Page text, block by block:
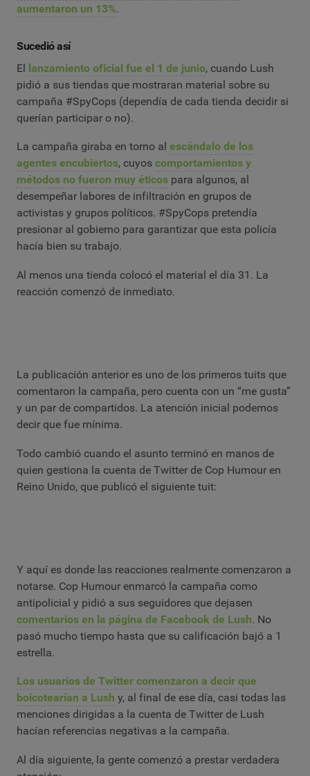
aumentaron un 13%.
Sucedió así
El lanzamiento oficial fue el 1 de junio, cuando Lush
pidió a sus tiendas que mostraran material sobre su
campaña #SpyCops (dependía de cada tienda decidir si
querían participar o no).
La campaña giraba en torno al escándalo de los
agentes encubiertos, cuyos comportamientos y
métodos no fueron muy éticos para algunos, al
desempeñar labores de infiltración en grupos de
activistas y grupos políticos. #SpyCops pretendía
presionar al gobierno para garantizar que esta policía
hacía bien su trabajo.
Al menos una tienda colocó el material el día 31. La
reacción comenzó de inmediato.
La publicación anterior es uno de los primeros tuits que
comentaron la campaña, pero cuenta con un “me gusta”
y un par de compartidos. La atención inicial podemos
decir que fue mínima.
Todo cambió cuando el asunto terminó en manos de
quien gestiona la cuenta de Twitter de Cop Humour en
Reino Unido, que publicó el siguiente tuit:
Y aquí es donde las reacciones realmente comenzaron a
notarse. Cop Humour enmarcó la campaña como
antipolicial y pidió a sus seguidores que dejasen
comentarios en la página de Facebook de Lush. No
pasó mucho tiempo hasta que su calificación bajó a 1
estrella.
Los usuarios de Twitter comenzaron a decir que
boicotearían a Lush y, al final de ese día, casi todas las
menciones dirigidas a la cuenta de Twitter de Lush
hacían referencias negativas a la campaña.
Al día siguiente, la gente comenzó a prestar verdadera